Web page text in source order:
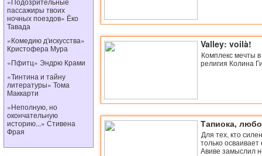
пассажиры твоих
ночных поездов» Ёко
Тавада
«Комедию д'искусства»
Кристофера Мура
«Пфитц» Эндрю Крами
«Тинтина и тайну
литературы» Тома
Маккарти
«Неполную, но
окончательную
историю...» Стивена
Фрая
Valley: voilà!
Комплекс мечты
религия Колина
Тапиока,
Для тех, кто
только
Авиве замыслил